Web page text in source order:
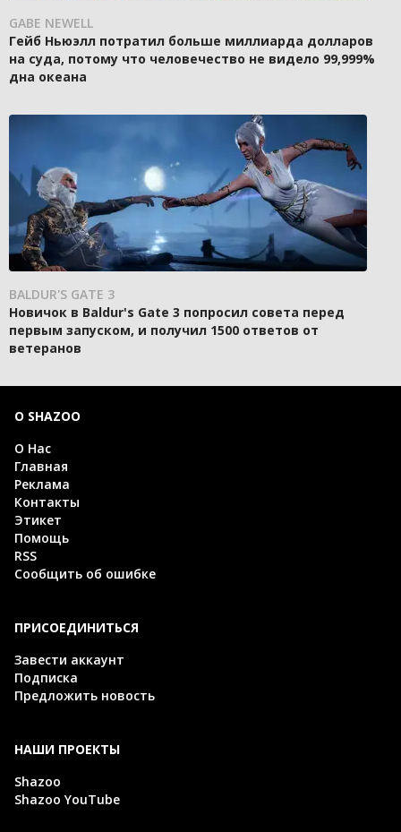
GABE NEWELL
Гейб Ньюэлл потратил больше миллиарда долларов
на суда, потому что человечество не видело 99,999%
дна океана
BALDUR'S GATE 3
Новичок в Baldur's Gate 3 попросил совета перед
первым запуском, и получил 1500 ответов от
ветеранов
О SHAZOO
О Нас
Главная
Реклама
Контакты
Этикет
Помощь
RSS
Сообщить об ошибке
ПРИСОЕДИНИТЬСЯ
Завести аккаунт
Подписка
Предложить новость
НАШИ ПРОЕКТЫ
Shazoo
Shazoo YouTube